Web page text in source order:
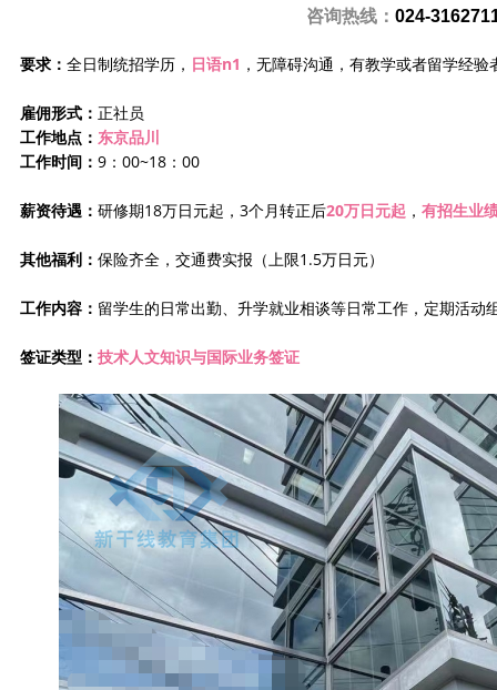
咨询热线： 024-
要求： 全日制统招学历， 日语n1 ，无障碍沟通，有教学或者留学经验
雇佣形式： 正社员
工作地点： 东京品川
工作时间： 9：00~18：00
薪资待遇： 研修期18万日元起，3个月转正后20万日元起 ， 有招生业
其他福利： 保险齐全，交通费实报（上限1.5万日元）
工作内容： 留学生的日常出勤、升学就业相谈等日常工作，定期活动
签证类型： 技术人文知识与国际业务签证